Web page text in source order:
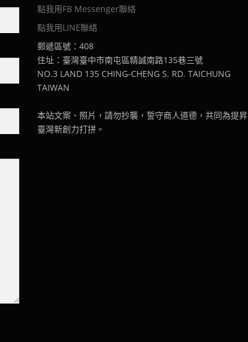
點我用FB Messenger聯絡
點我用LINE聯絡
郵遞區號：408
住址：臺灣臺中市南屯區精誠南路135巷三號
NO.3 LAND 135 CHING-CHENG S. RD. TAICHUNG
TAIWAN
本站文案、照片，請勿抄襲，誓守商人道德，共同為提昇
臺灣新創力打拼。